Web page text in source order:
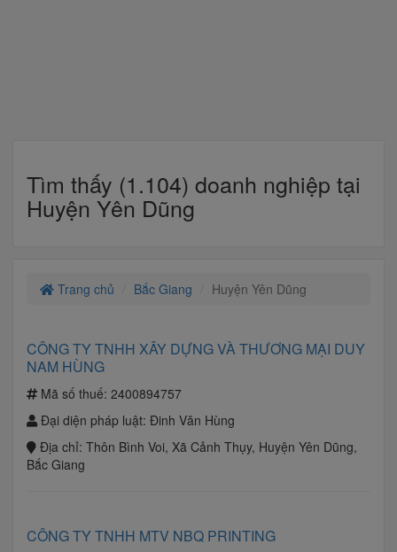
Tìm thấy (1.104) doanh nghiệp tại
Huyện Yên Dũng
Trang chủ Bắc Giang Huyện Yên Dũng
CÔNG TY TNHH XÂY DỰNG VÀ THƯƠNG MẠI DUY
NAM HÙNG
Mã số thuế: 2400894757
Đại diện pháp luật: Đinh Văn Hùng
Địa chỉ: Thôn Bình Voi, Xã Cảnh Thụy, Huyện Yên Dũng,
Bắc Giang
CÔNG TY TNHH MTV NBQ PRINTING